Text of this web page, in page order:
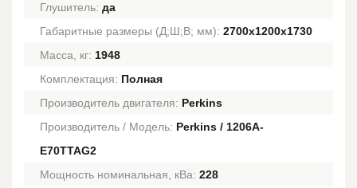
Глушитель: да
Габаритные размеры (Д;Ш;В; мм): 2700x1200x1730
Масса, кг: 1948
Комплектация: Полная
Производитель двигателя: Perkins
Производитель / Модель: Perkins / 1206A-
E70TTAG2
Мощность номинальная, кВа: 228